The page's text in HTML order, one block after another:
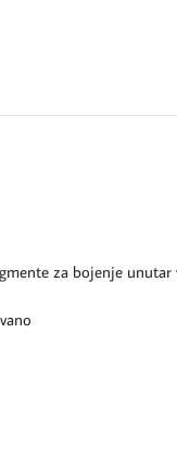
za bojenje unutar